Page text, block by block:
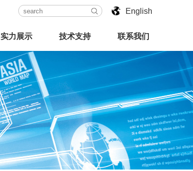
English
实力展示 技术支持 联系我们